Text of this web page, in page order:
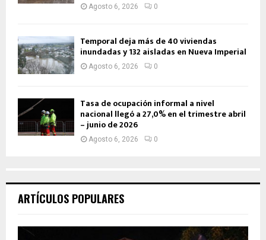
Agosto 6, 2026 0
Temporal deja más de 40 viviendas
inundadas y 132 aisladas en Nueva Imperial
Agosto 6, 2026 0
Tasa de ocupación informal a nivel
nacional llegó a 27,0% en el trimestre abril
– junio de 2026
Agosto 6, 2026 0
ARTÍCULOS POPULARES